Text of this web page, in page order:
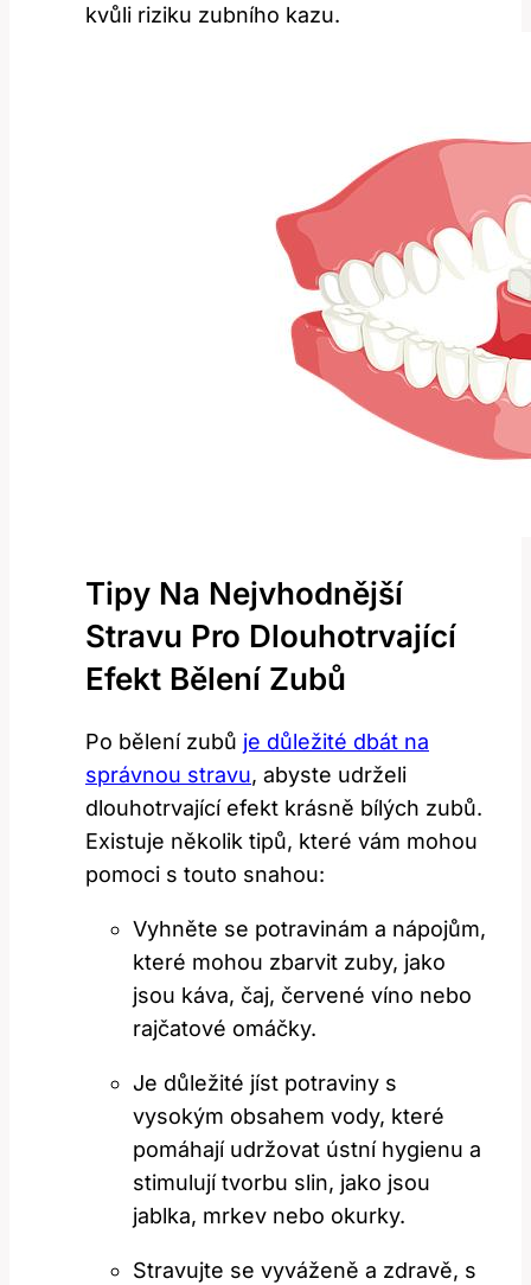
kvůli riziku zubního kazu.
Tipy Na Nejvhodnější
Stravu Pro Dlouhotrvající
Efekt Bělení Zubů
Po bělení zubů je důležité dbát na
správnou stravu, abyste udrželi
dlouhotrvající efekt krásně bílých zubů.
Existuje několik tipů, které vám mohou
pomoci s touto snahou:
Vyhněte se potravinám a nápojům,
které mohou zbarvit zuby, jako
jsou káva, čaj, červené víno nebo
rajčatové omáčky.
Je důležité jíst potraviny s
vysokým obsahem vody, které
pomáhají udržovat ústní hygienu a
stimulují tvorbu slin, jako jsou
jablka, mrkev nebo okurky.
Stravujte se vyváženě a zdravě, s